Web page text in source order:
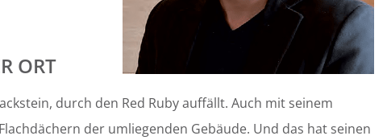
ORT
durch den Red Ruby auffällt. Auch mit seinem
der umliegenden Gebäude. Und das hat seinen